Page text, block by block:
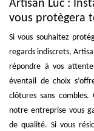
Artisan Luc :
vous protègera
Si vous souhaitez
regards indiscrets,
répondre à vos
éventail de choix
clôtures sans
notre entreprise vous
de qualité. Si vous